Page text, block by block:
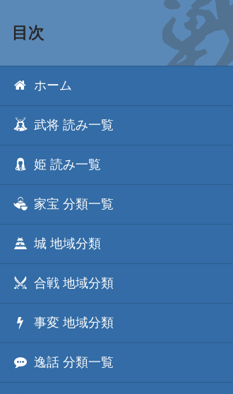
目次
ホーム
武将 読み一覧
姫 読み一覧
家宝 分類一覧
城 地域分類
合戦 地域分類
事変 地域分類
逸話 分類一覧